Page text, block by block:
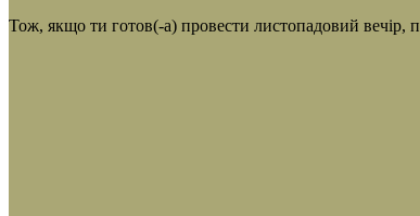
Тож, якщо ти готов(-а) провести листопадовий вечір,